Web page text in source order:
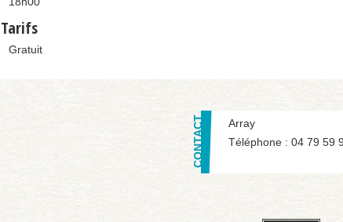
Tarifs
Gratuit
Array
Téléphone : 04 79 59